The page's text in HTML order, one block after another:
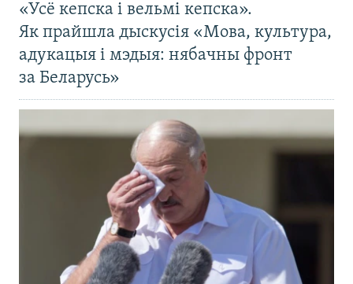
«Усё кепска і вельмі кепска».
Як прайшла дыскусія «Мова, культура,
адукацыя і мэдыя: нябачны фронт
за Беларусь»